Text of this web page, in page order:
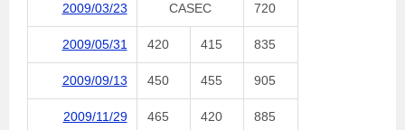
2009/03/23 CASEC 720
2009/05/31 420 415 835
2009/09/13 450 455 905
2009/11/29 465 420 885